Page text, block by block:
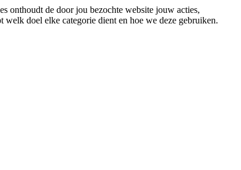
onthoudt de door jou bezochte website jouw acties,
doel elke categorie dient en hoe we deze gebruiken.